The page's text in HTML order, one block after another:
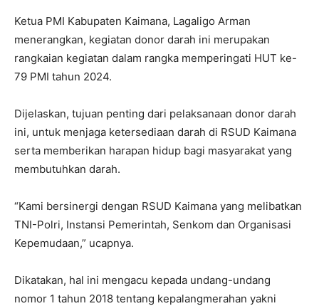
Ketua PMI Kabupaten Kaimana, Lagaligo Arman
menerangkan, kegiatan donor darah ini merupakan
rangkaian kegiatan dalam rangka memperingati HUT ke-
79 PMI tahun 2024.
Dijelaskan, tujuan penting dari pelaksanaan donor darah
ini, untuk menjaga ketersediaan darah di RSUD Kaimana
serta memberikan harapan hidup bagi masyarakat yang
membutuhkan darah.
“Kami bersinergi dengan RSUD Kaimana yang melibatkan
TNI-Polri, Instansi Pemerintah, Senkom dan Organisasi
Kepemudaan,” ucapnya.
Dikatakan, hal ini mengacu kepada undang-undang
nomor 1 tahun 2018 tentang kepalangmerahan yakni